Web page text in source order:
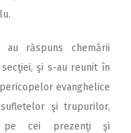
răspuns chemării
şi s-au reunit în
evanghelice
şi trupurilor,
pe cei prezenţi şi